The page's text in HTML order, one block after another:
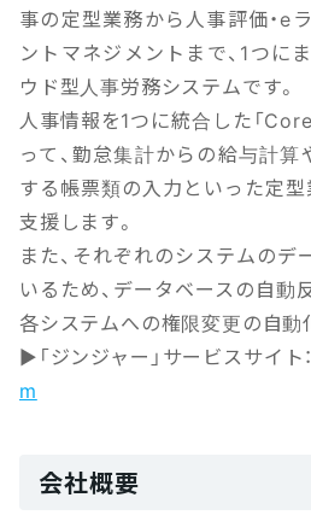
事の定型業務から人事評価・e
ントマネジメントまで、1つに
ウド型人事労務システムです。
人事情報を1つに統合した「
って、勤怠集計からの給与計算
する帳票類の入力といった定型
支援します。
また、それぞれのシステムのデ
いるため、データベースの自動
各システムへの権限変更の自動
▶「ジンジャー」サービスサイト：
m
会社概要